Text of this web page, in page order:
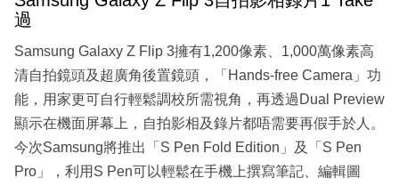
過
Samsung Galaxy Z Flip 3擁有1,200像素、1,000萬像素高
清自拍鏡頭及超廣角後置鏡頭，「Hands-free Camera」功
能，用家更可自行輕鬆調校所需視角，再透過Dual Preview
顯示在機面屏幕上，自拍影相及錄片都唔需要再假手於人。
今次Samsung將推出「S Pen Fold Edition」及「S Pen
Pro」，利用S Pen可以輕鬆在手機上撰寫筆記、編輯圖